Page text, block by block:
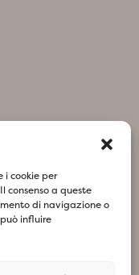
i cookie per
consenso a queste
di navigazione o
influire